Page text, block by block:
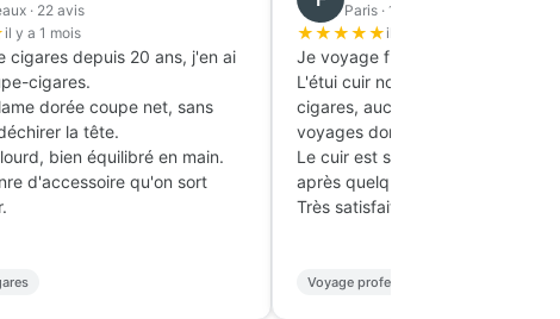
mer, ce cendrier
d'un objet de
est bien pensée,
blanc ne jaunit pas.
l'œil à chaque dîner
Rennes · 14 avis
★★il y a 2 mois
Achetée pour assortir à mes souliers
Oxford noirs.
Le cuir est ferme mais souple, la boucle
dorée est solide et ne raye pas.
Après 2 mois de port quasi quotidien,
aucun signe de faiblesse.
Le détail doré crée un accord parfait
Tenue habillée